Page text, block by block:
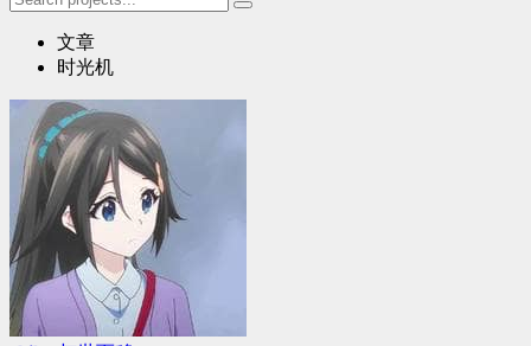
文章
时光机